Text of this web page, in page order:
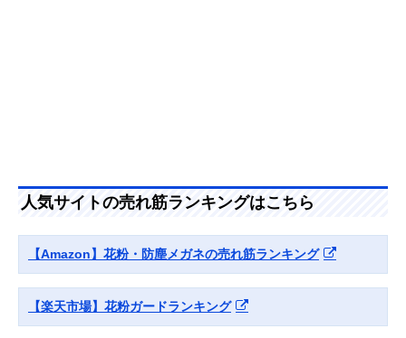
人気サイトの売れ筋ランキングはこちら
【Amazon】花粉・防塵メガネの売れ筋ランキング
【楽天市場】花粉ガードランキング